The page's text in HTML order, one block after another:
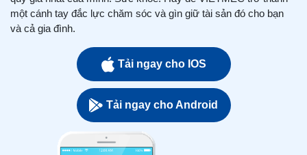
một cánh tay đắc lực chăm sóc và gìn giữ tài sản đó cho bạn
và cả gia đình.
Tải ngay cho IOS
Tải ngay cho Android